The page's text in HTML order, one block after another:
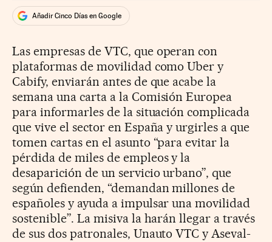
Añadir Cinco Días en Google
Las empresas de VTC, que operan con
plataformas de movilidad como Uber y
Cabify, enviarán antes de que acabe la
semana una carta a la Comisión Europea
para informarles de la situación complicada
que vive el sector en España y urgirles a que
tomen cartas en el asunto “para evitar la
pérdida de miles de empleos y la
desaparición de un servicio urbano”, que
según defienden, “demandan millones de
españoles y ayuda a impulsar una movilidad
sostenible”. La misiva la harán llegar a través
de sus dos patronales, Unauto VTC y Aseval-